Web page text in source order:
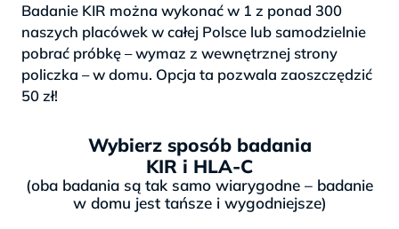
Badanie KIR można wykonać w 1 z ponad 300
naszych placówek w całej Polsce lub samodzielnie
pobrać próbkę – wymaz z wewnętrznej strony
policzka – w domu. Opcja ta pozwala zaoszczędzić
50 zł!
Wybierz sposób badania
KIR i HLA-C
(oba badania są tak samo wiarygodne – badanie
w domu jest tańsze i wygodniejsze)